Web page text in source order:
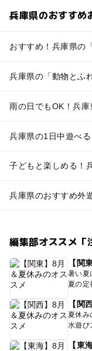
兵庫県のおすすめ
おすすめ！兵庫県の
兵庫県の「動物とふ
雨の日でもOK！兵
兵庫県の1日中遊べる
子どもと楽しめる！
兵庫県のおすすめ外
編集部オススメ「
【関
暑い夏
夏の定
【関
夏休み
水遊び
【東